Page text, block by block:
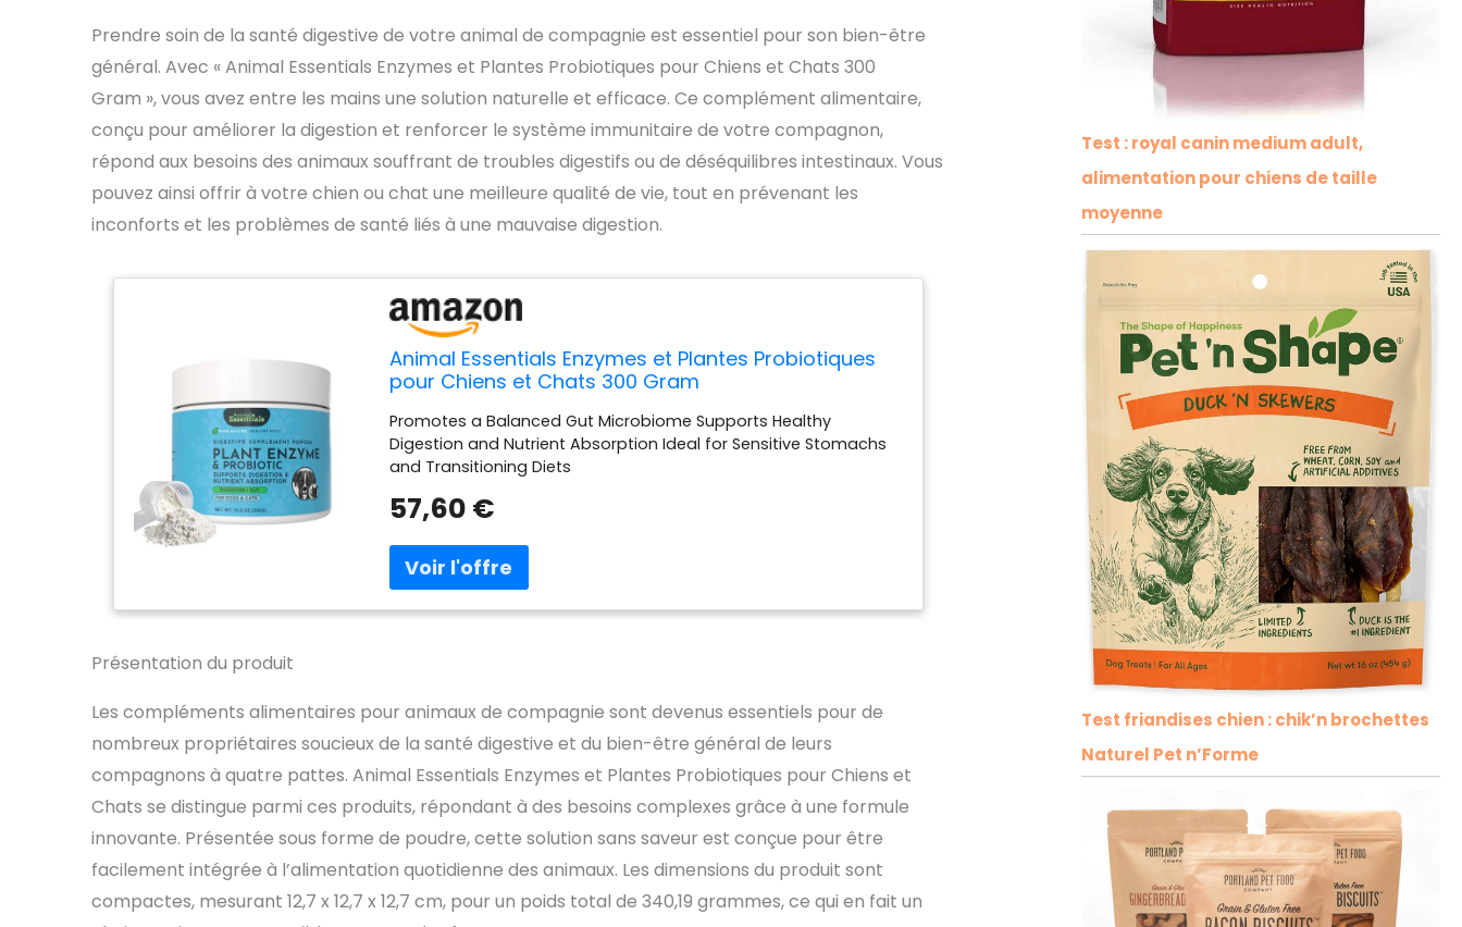
Prendre soin de la santé digestive de votre animal de compagnie est essentiel pour son bien-être
général. Avec « Animal Essentials Enzymes et Plantes Probiotiques pour Chiens et Chats 300
Gram », vous avez entre les mains une solution naturelle et efficace. Ce complément alimentaire,
conçu pour améliorer la digestion et renforcer le système immunitaire de votre compagnon,
répond aux besoins des animaux souffrant de troubles digestifs ou de déséquilibres intestinaux. Vous
pouvez ainsi offrir à votre chien ou chat une meilleure qualité de vie, tout en prévenant les
inconforts et les problèmes de santé liés à une mauvaise digestion.
Animal Essentials Enzymes et Plantes Probiotiques
pour Chiens et Chats 300 Gram
Promotes a Balanced Gut Microbiome Supports Healthy
Digestion and Nutrient Absorption Ideal for Sensitive Stomachs
and Transitioning Diets
57,60 €
Présentation du produit
Les compléments alimentaires pour animaux de compagnie sont devenus essentiels pour de
nombreux propriétaires soucieux de la santé digestive et du bien-être général de leurs
compagnons à quatre pattes. Animal Essentials Enzymes et Plantes Probiotiques pour Chiens et
Chats se distingue parmi ces produits, répondant à des besoins complexes grâce à une formule
innovante. Présentée sous forme de poudre, cette solution sans saveur est conçue pour être
facilement intégrée à l’alimentation quotidienne des animaux. Les dimensions du produit sont
compactes, mesurant 12,7 x 12,7 x 12,7 cm, pour un poids total de 340,19 grammes, ce qui en fait un
Test : royal canin medium adult,
alimentation pour chiens de taille
moyenne
Test friandises chien : chik’n brochettes
Naturel Pet n’Forme